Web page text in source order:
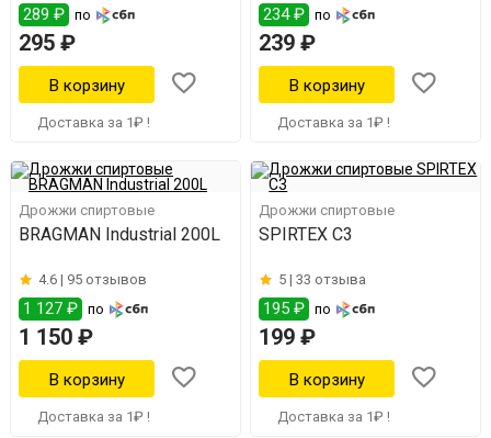
289 ₽ по
295 ₽
Доставка за 1₽ !
234 ₽ по
239 ₽
Доставка за 1₽ !
Дрожжи спиртовые
BRAGMAN Industrial 200L
4.6 | 95 отзывов
1 127 ₽ по
1 150 ₽
Доставка за 1₽ !
Дрожжи спиртовые
SPIRTEX С3
5 |33 отзыва
195 ₽ по
199 ₽
Доставка за 1₽ !